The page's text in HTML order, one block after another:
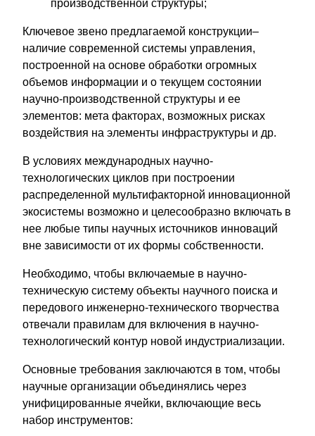
производственной структуры;
Ключевое звено предлагаемой конструкции–
наличие современной системы управления,
построенной на основе обработки огромных
объемов информации и о текущем состоянии
научно-производственной структуры и ее
элементов: мета факторах, возможных рисках
воздействия на элементы инфраструктуры и др.
В условиях международных научно-
технологических циклов при построении
распределенной мультифакторной инновационной
экосистемы возможно и целесообразно включать в
нее любые типы научных источников инноваций
вне зависимости от их формы собственности.
Необходимо, чтобы включаемые в научно-
техническую систему объекты научного поиска и
передового инженерно-технического творчества
отвечали правилам для включения в научно-
технологический контур новой индустриализации.
Основные требования заключаются в том, чтобы
научные организации объединялись через
унифицированные ячейки, включающие весь
набор инструментов: